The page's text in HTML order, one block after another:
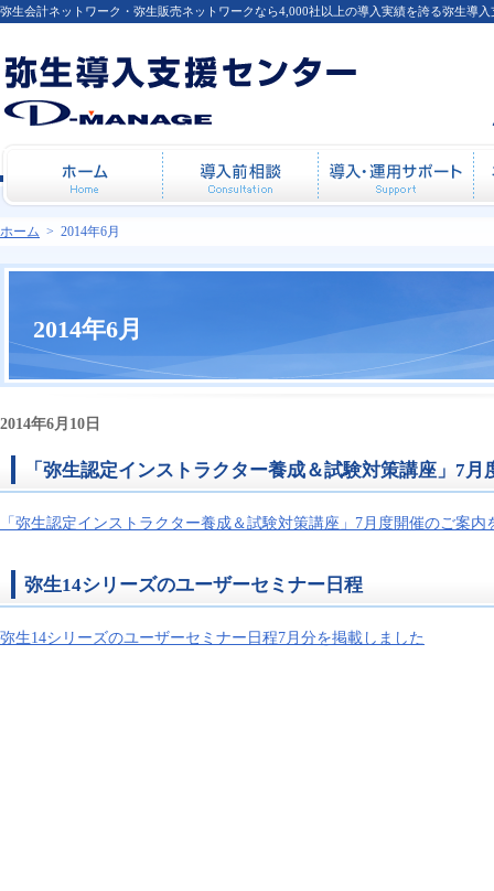
2014年6月
弥生会計ネットワーク・弥生販売ネットワークなら4,000社以上の導入実績を誇る弥生導
2014年6月10日
「弥生認定インストラクター養成＆試験対策講座」7月
「弥生認定インストラクター養成＆試験対策講座」7月度開催のご案内
弥生14シリーズのユーザーセミナー日程
弥生14シリーズのユーザーセミナー日程7月分を掲載しました
ホーム 導入前相談 導
ホーム > 2014年6月